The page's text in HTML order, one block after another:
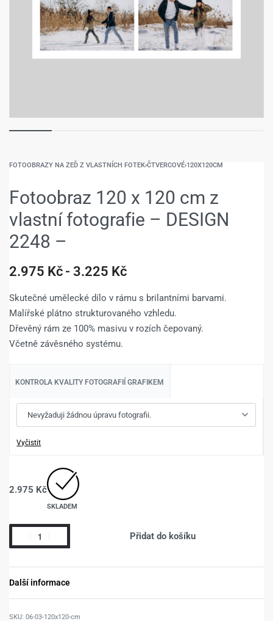
FOTOOBRAZY NA ZEĎ Z VLASTNÍCH FOTEK›ČTVERCOVÉ›120X120CM
Fotoobraz 120 x 120 cm z
vlastní fotografie – DESIGN
2248 –
2.975 Kč 3.225 Kč
Skutečné umělecké dílo v rámu s brilantními barvami.
Malířské plátno strukturovaného vzhledu.
Dřevěný rám ze 100% masivu v rozích čepovaný.
Včetně závěsného systému.
KONTROLA KVALITY FOTOGRAFIÍ GRAFIKEM
Vyčistit
2.975 Kč
SKLADEM
Přidat do košíku
Další informace
06-03-120x120-cm